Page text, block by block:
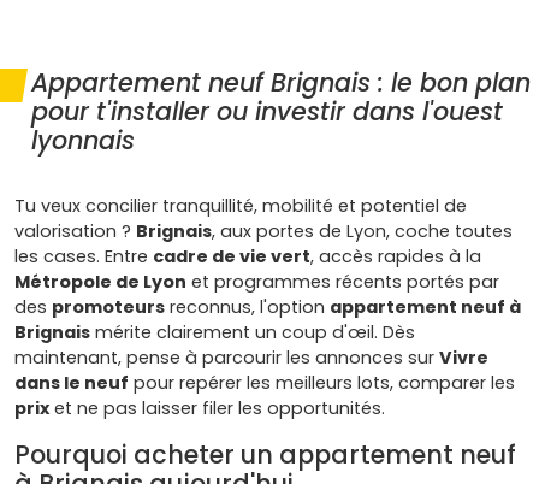
Appartement neuf Brignais : le bon plan
pour t'installer ou investir dans l'ouest
lyonnais
Tu veux concilier tranquillité, mobilité et potentiel de
valorisation ? Brignais, aux portes de Lyon, coche toutes
les cases. Entre cadre de vie vert, accès rapides à la
Métropole de Lyon et programmes récents portés par
des promoteurs reconnus, l'option appartement neuf à
Brignais mérite clairement un coup d'œil. Dès
maintenant, pense à parcourir les annonces sur Vivre
dans le neuf pour repérer les meilleurs lots, comparer les
prixet ne pas laisser filer les opportunités.
Pourquoi acheter un appartement neuf